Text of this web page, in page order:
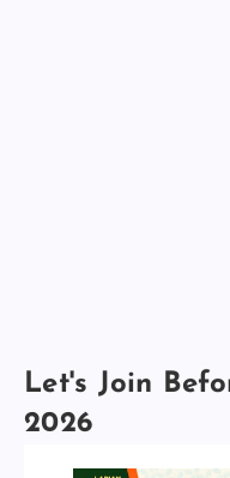
Let's Join
2026